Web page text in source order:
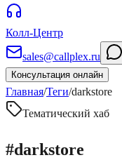
Колл-Центр
sales@callplex.ru
Консультация онлайн
Главная/Теги/darkstore
Тематический хаб
#darkstore